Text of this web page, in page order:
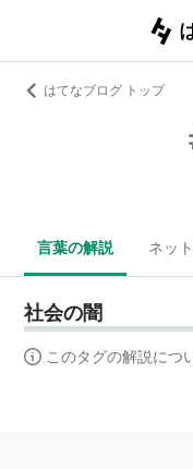
はてなブログ トップ
言葉の解説 ネッ
社会の闇
このタグの解説につ